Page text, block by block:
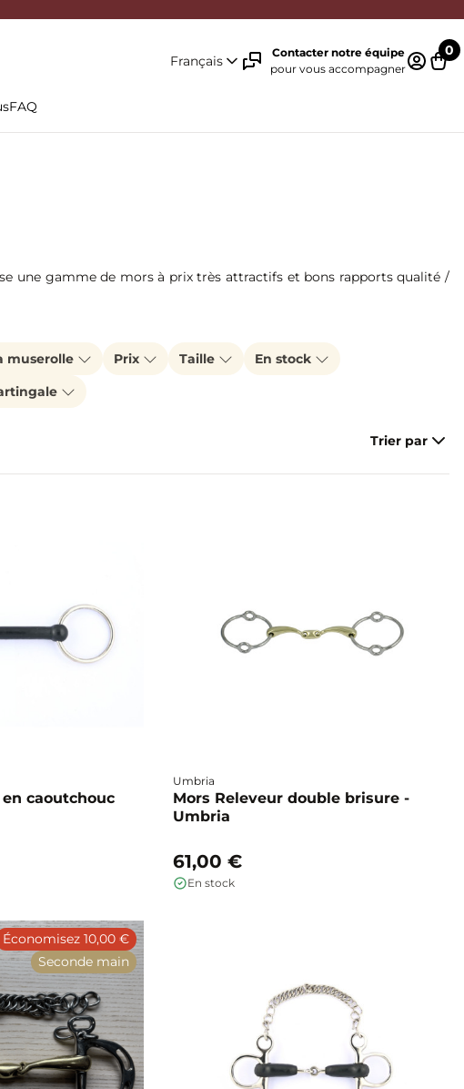
Français
Contacter notre équipe
pour vous accompagner
0
FAQ
une gamme de mors à prix très attractifs et bons rapports qualité /
muserolle Prix Taille
En stock
Trier par
caoutchouc
Umbria
Mors Releveur double brisure -
Umbria
61,00 €
En stock
Économisez 10,00 €
Seconde main